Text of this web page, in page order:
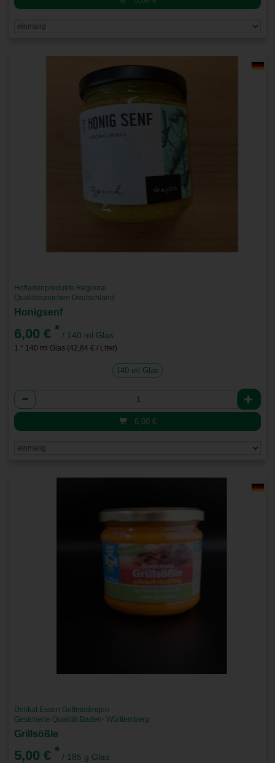
Hofladenprodukte Regional
Qualitätszeichen Deutschland
Honigsenf
6,00 € * / 140 ml Glas
1 * 140 ml Glas (42,84 € / Liter)
140 ml Glas
Anzahl
6,00 €
Delikat Essen Gottmadingen
Gesicherte Qualität Baden- Württemberg
Grillsößle
5,00 € * / 185 g Glas